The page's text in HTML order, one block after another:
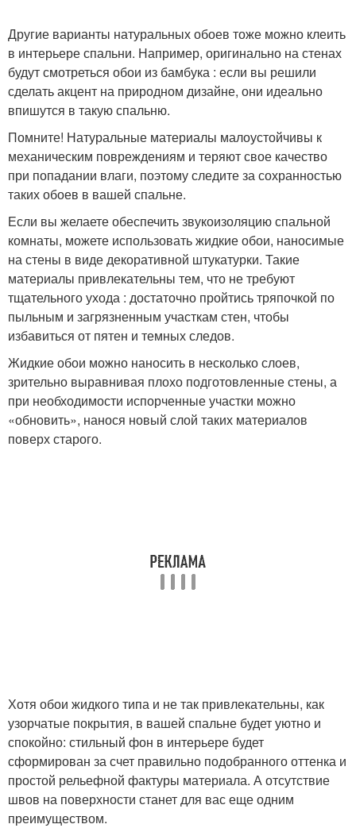
Другие варианты натуральных обоев тоже можно клеить
в интерьере спальни. Например, оригинально на стенах
будут смотреться обои из бамбука : если вы решили
сделать акцент на природном дизайне, они идеально
впишутся в такую спальню.
Помните! Натуральные материалы малоустойчивы к
механическим повреждениям и теряют свое качество
при попадании влаги, поэтому следите за сохранностью
таких обоев в вашей спальне.
Если вы желаете обеспечить звукоизоляцию спальной
комнаты, можете использовать жидкие обои, наносимые
на стены в виде декоративной штукатурки. Такие
материалы привлекательны тем, что не требуют
тщательного ухода : достаточно пройтись тряпочкой по
пыльным и загрязненным участкам стен, чтобы
избавиться от пятен и темных следов.
Жидкие обои можно наносить в несколько слоев,
зрительно выравнивая плохо подготовленные стены, а
при необходимости испорченные участки можно
«обновить», нанося новый слой таких материалов
поверх старого.
Хотя обои жидкого типа и не так привлекательны, как
узорчатые покрытия, в вашей спальне будет уютно и
спокойно: стильный фон в интерьере будет
сформирован за счет правильно подобранного оттенка и
простой рельефной фактуры материала. А отсутствие
швов на поверхности станет для вас еще одним
преимуществом.